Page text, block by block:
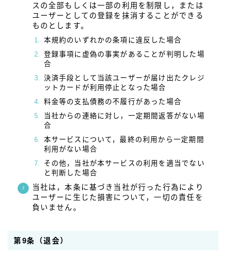
スの全部もしくは一部の利用を制限し，または
ユーザーとしての登録を抹消することができる
ものとします。
本規約のいずれかの条項に違反した場合
登録事項に虚偽の事実があることが判明した場
合
決済手段として当該ユーザーが届け出たクレジ
ットカードが利用停止となった場合
料金等の支払債務の不履行があった場合
当社からの連絡に対し，一定期間返答がない場
合
本サービスについて，最終の利用から一定期間
利用がない場合
その他，当社が本サービスの利用を適当でない
と判断した場合
当社は，本条に基づき当社が行った行為により
ユーザーに生じた損害について，一切の責任を
負いません。
第9条（退会）